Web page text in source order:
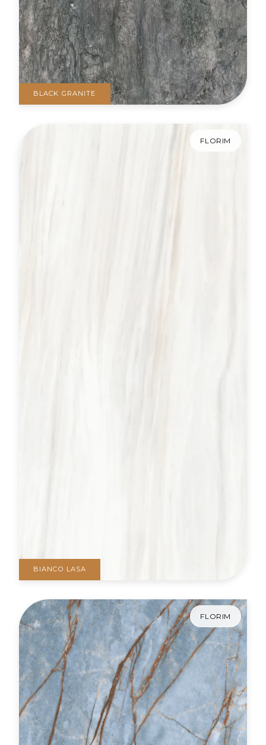
BLACK GRANITE
FLORIM
BIANCO LASA
FLORIM